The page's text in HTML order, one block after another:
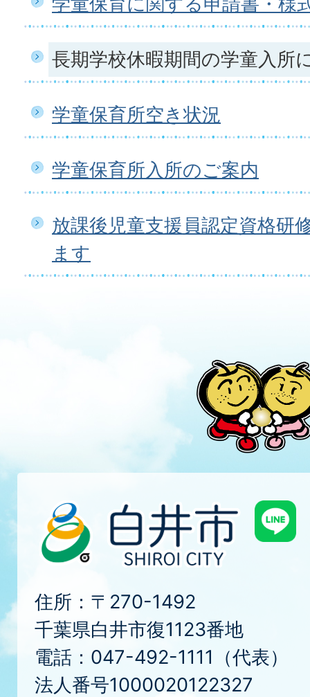
長期学校休暇期間の学童入所
学童保育所空き状況
学童保育所入所のご案内
放課後児童支援員認定資格研
ます
住所：〒270-1492
千葉県白井市復1123番地
電話：047-492-1111（代表）
法人番号1000020122327